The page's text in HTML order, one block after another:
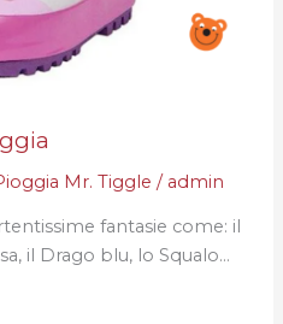
Mr. Tiggle / admin
fantasie come: il
il Drago blu, lo Squalo…